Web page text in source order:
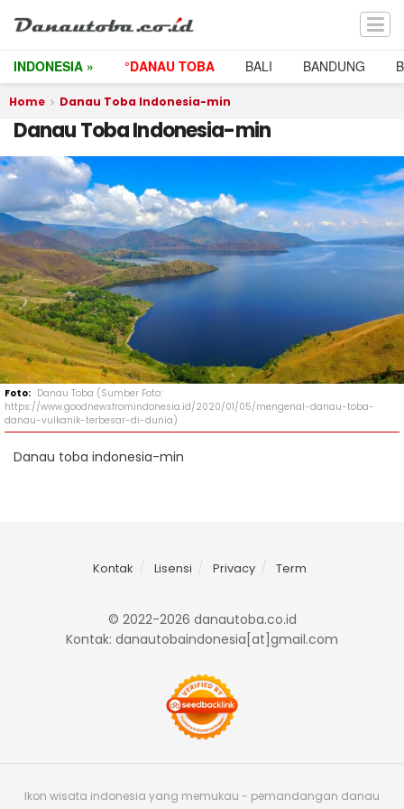
INDONESIA » °DANAU TOBA BALI BANDUNG
Home Danau Toba Indonesia-min
Danau Toba Indonesia-min
Danau Toba (Sumber Foto:
https://www.goodnewsfromindonesia.id/2020/01/05/mengenal-danau-toba-
danau-vulkanik-terbesar-di-dunia)
Danau toba indonesia-min
Kontak Lisensi Privacy Term
© 2022-2026 danautoba.co.id
Kontak: danautobaindonesia[at]gmail.com
Ikon wisata indonesia yang memukau - pemandangan danau